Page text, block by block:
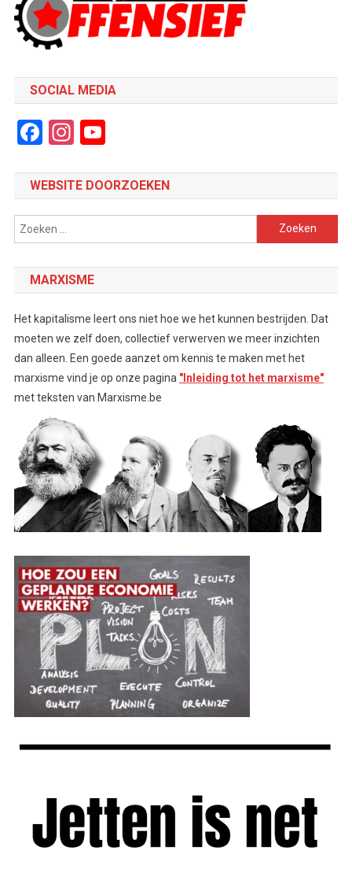
SOCIAL MEDIA
Facebook
Instagram
YouTube
WEBSITE DOORZOEKEN
Zoeken
naar:
MARXISME
Het kapitalisme leert ons niet hoe we het kunnen bestrijden. Dat
moeten we zelf doen, collectief verwerven we meer inzichten
dan alleen. Een goede aanzet om kennis te maken met het
marxisme vind je op onze pagina "Inleiding tot het marxisme"
met teksten van Marxisme.be